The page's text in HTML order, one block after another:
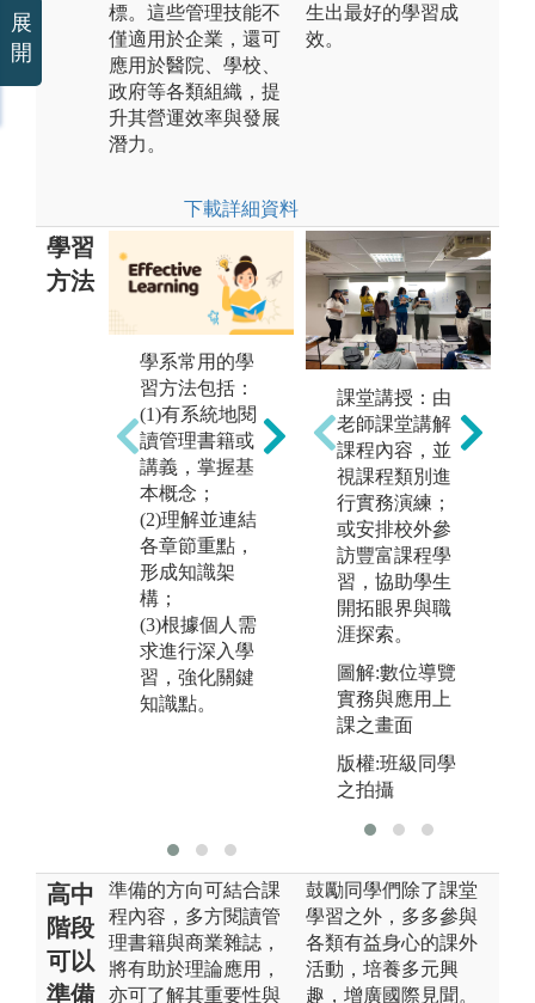
標。這些管理技能不
僅適用於企業，還可
應用於醫院、學校、
政府等各類組織，提
升其營運效率與發展
潛力。
下載詳細資料
生出最好的學習成
效。
學習
方法
學系常用的學
習方法包括：
(1)有系統地閱
讀管理書籍或
講義，掌握基
本概念；
(2)理解並連結
各章節重點，
形成知識架
構；
(3)根據個人需
求進行深入學
習，強化關鍵
知識點。
參與討論：利
用個案教學、
管理實務分
析、專家協同
教學、管理專
題研究等學習
機會，拋出自
己的想法，跟
同學、教師或
專家一起討
論，不要只是
有疑問要問，
有些自己觀念
不清的部分，
說出來才有機
會得到別人的
課堂講授：由
老師課堂講解
課程內容，並
視課程類別進
行實務演練；
或安排校外參
訪豐富課程學
習，協助學生
開拓眼界與職
涯探索。
圖解:數位導覽
實務與應用上
課之畫面
版權:班級同學
之拍攝
高中
階段
可以
準備
準備的方向可結合課
程內容，多方閱讀管
理書籍與商業雜誌，
將有助於理論應用，
亦可了解其重要性與
鼓勵同學們除了課堂
學習之外，多多參與
各類有益身心的課外
活動，培養多元興
趣，增廣國際見聞。
展
開